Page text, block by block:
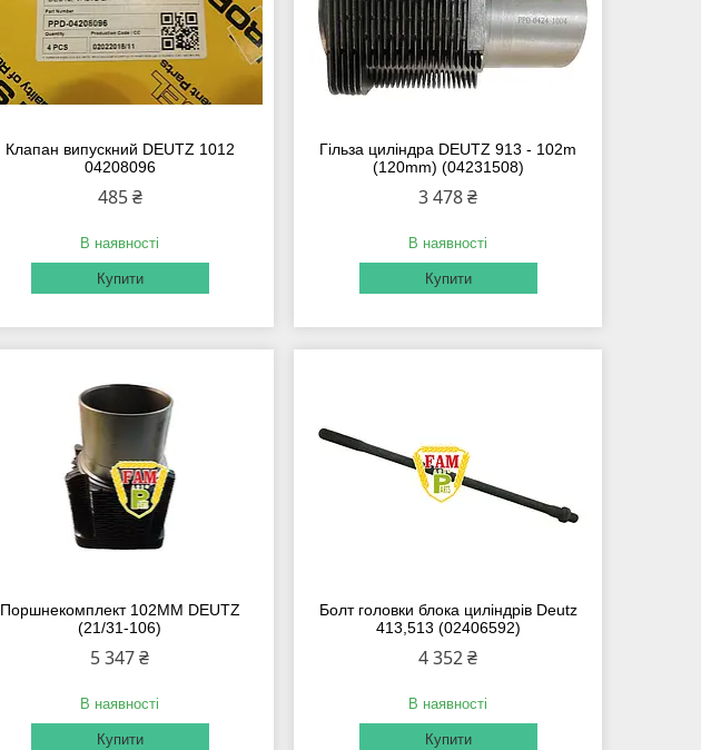
Клапан випускний DEUTZ 1012
04208096
485 ₴
В наявності
Купити
Гільза циліндра DEUTZ 913 - 102m
(120mm) (04231508)
3 478 ₴
В наявності
Купити
Поршнекомплект 102ММ DEUTZ
(21/31-106)
5 347 ₴
В наявності
Купити
Болт головки блока циліндрів Deutz
413,513 (02406592)
4 352 ₴
В наявності
Купити